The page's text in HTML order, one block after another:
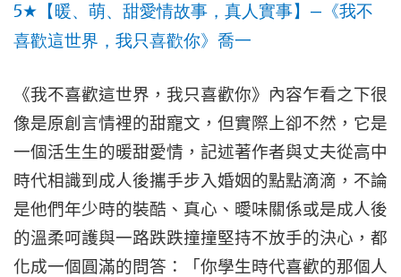
5★ 【暖、萌、甜愛情故事，真人實事】 — 《我不
喜歡這世界，我只喜歡你》喬一
《我不喜歡這世界，我只喜歡你》內容乍看之下很
像是原創言情裡的甜寵文，但實際上卻不然，它是
一個活生生的暖甜愛情，記述著作者與丈夫從高中
時代相識到成人後攜手步入婚姻的點點滴滴，不論
是他們年少時的裝酷、真心、曖味關係或是成人後
的溫柔呵護與一路跌跌撞撞堅持不放手的決心，都
化成一個圓滿的問答：「 你學生時代喜歡的那個人